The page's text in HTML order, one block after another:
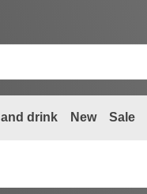
drink New Sale